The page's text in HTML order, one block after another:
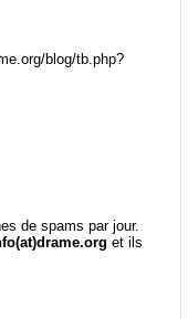
blog/tb.php?
de spams par jour.
et ils